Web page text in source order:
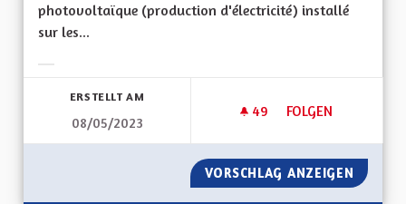
photovoltaïque (production d'électricité) installé
sur les...
ERSTELLT AM
08/05/2023
49 49 FOLLOWER
FOLGEN
AUTONOMIE DANS
VORSCHLAG ANZEIGEN